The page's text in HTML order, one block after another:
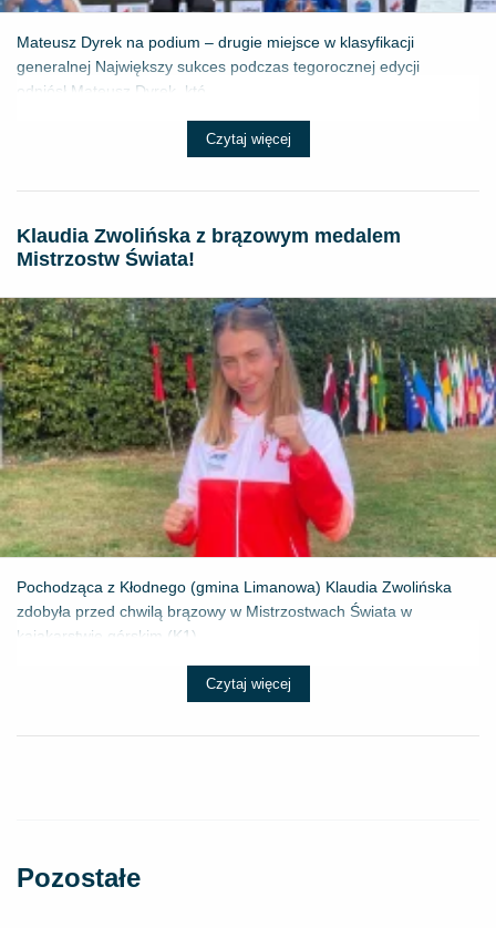
Mateusz Dyrek na podium – drugie miejsce w klasyfikacji
generalnej Największy sukces podczas tegorocznej edycji
odniósł Mateusz Dyrek, któ...
Czytaj więcej
Klaudia Zwolińska z brązowym medalem
Mistrzostw Świata!
Pochodząca z Kłodnego (gmina Limanowa) Klaudia Zwolińska
zdobyła przed chwilą brązowy w Mistrzostwach Świata w
kajakarstwie górskim (K1) ...
Czytaj więcej
Pozostałe